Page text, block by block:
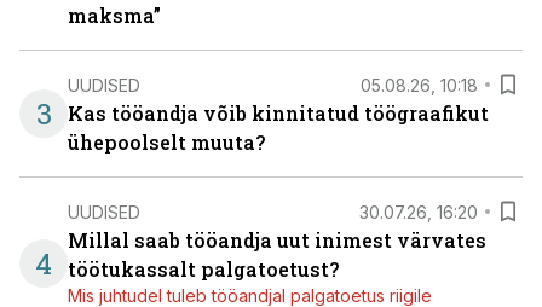
maksma”
3
UUDISED 05.08.26, 10:18
Kas tööandja võib kinnitatud töögraafikut
ühepoolselt muuta?
4
UUDISED 30.07.26, 16:20
Millal saab tööandja uut inimest värvates
töötukassalt palgatoetust?
Mis juhtudel tuleb tööandjal palgatoetus riigile